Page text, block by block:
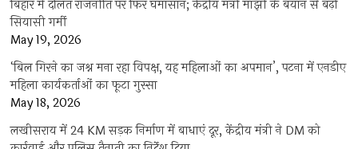
बिहार में दलित राजनीति पर फिर घमासान; केंद्रीय मंत्री मांझी के बयान से बढ़ी
सियासी गर्मी
May 19, 2026
‘बिल गिरने का जश्न मना रहा विपक्ष, यह महिलाओं का अपमान’, पटना में एनडीए
महिला कार्यकर्ताओं का फूटा गुस्सा
May 18, 2026
लखीसराय में 24 KM सड़क निर्माण में बाधाएं दूर, केंद्रीय मंत्री ने DM को